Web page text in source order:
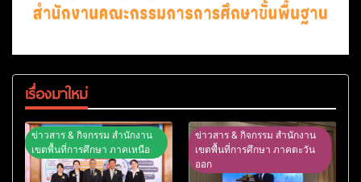
เรื่องมาใหม่
ข่าวสาร & กิจกรรม สำนักงาน
เขตพื้นที่การศึกษา ภาคเหนือ
ข่าวสาร & กิจกรรม สำนักงาน
เขตพื้นที่การศึกษา ภาคตะวัน
ออก